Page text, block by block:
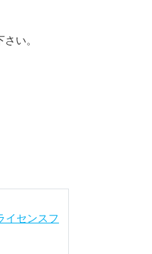
い。
イセンスフ